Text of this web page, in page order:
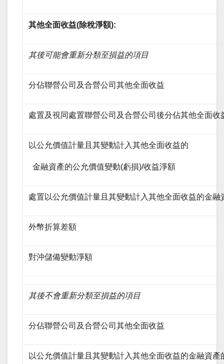
其他全面收益(除稅淨額):
其後可能會重新分類至損益的項目
分佔聯營公司及合營公司其他全面收益
處置及視同處置聯營公司及合營公司後分佔其他全面收
以公允價值計量且其變動計入其他全面收益的
金融資產的公允價值變動(虧損)/收益淨額
處置以公允價值計量且其變動計入其他全面收益的金融
外幣折算差額
對沖儲備變動淨額
其後不會重新分類至損益的項目
分佔聯營公司及合營公司其他全面收益
以公允價值計量且其變動計入其他全面收益的金融資產